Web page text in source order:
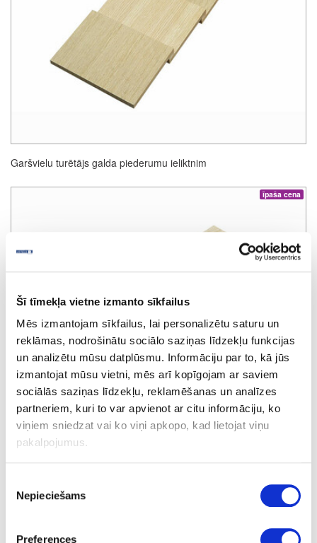
Šī tīmekļa vietne izmanto sīkfailus
Mēs izmantojam sīkfailus, lai personalizētu saturu un
reklāmas, nodrošinātu sociālo saziņas līdzekļu funkcijas
un analizētu mūsu datplūsmu. Informāciju par to, kā jūs
izmantojat mūsu vietni, mēs arī kopīgojam ar saviem
sociālās saziņas līdzekļu, reklamēšanas un analīzes
partneriem, kuri to var apvienot ar citu informāciju, ko
viņiem sniedzat vai ko viņi apkopo, kad lietojat viņu
pakalpojumus.
izvēle
Nepieciešams
Preferences
Garšvielu turētājs galda piederumu ieliktnim
īpaša cena
pasūtījums